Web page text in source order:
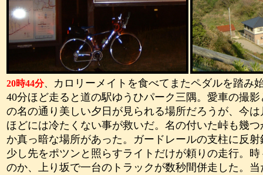
20時44分、
カロリーメイトを食べてまたペダルを踏み
40分ほど走ると道の駅ゆうひパーク三隅。愛車の撮
の名の通り美しい夕日が見られる場所だろうが、今
ほどには冷たくない事が救いだ。名の付いた峠も幾
か真っ暗な場所があった。ガードレールの支柱に反
少し先をポツンと照らすライトだけが頼りの走行。
のか、上り坂で一台のトラックが数秒間併走した。